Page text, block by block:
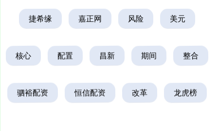
捷希缘 嘉正网 风险 美元
核心 配置 昌新 期间 整合
驷裕配资 恒信配资 改革 龙虎榜